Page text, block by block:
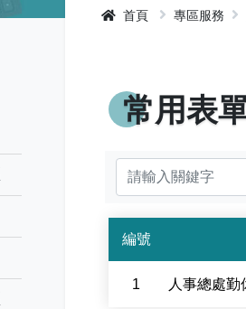
首頁 專區服務
常用表
編號
1 人事總處勤